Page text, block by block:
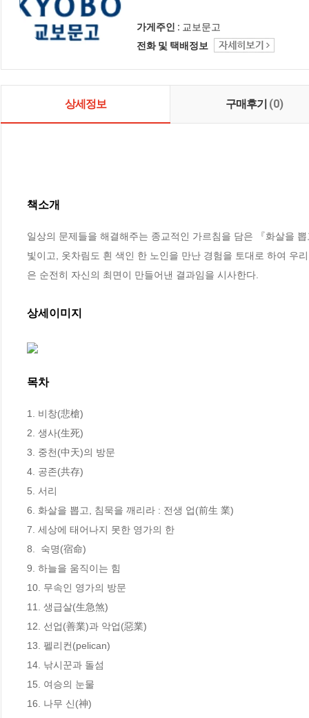
가게주인 : 교보문고
전화 및 택배정보
상세정보 구매후기 (0)
책소개
일상의 문제들을 해결해주는 종교적인 가르침을 담은 『화살을
빛이고, 옷차림도 흰 색인 한 노인을 만난 경험을 토대로 하여 우
은 순전히 자신의 최면이 만들어낸 결과임을 시사한다.
상세이미지
목차
1. 비창(悲槍)
2. 생사(生死)
3. 중천(中天)의 방문
4. 공존(共存)
5. 서리
6. 화살을 뽑고, 침묵을 깨리라 : 전생 업(前生 業)
7. 세상에 태어나지 못한 영가의 한
8.  숙명(宿命)
9. 하늘을 움직이는 힘
10. 무속인 영가의 방문
11. 생급살(生急煞)
12. 선업(善業)과 악업(惡業)
13. 펠리컨(pelican)
14. 낚시꾼과 돌섬
15. 여승의 눈물
16. 나무 신(神)